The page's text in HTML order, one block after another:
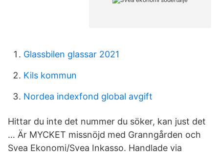
Glassbilen glassar 2021
Kils kommun
Nordea indexfond global avgift
Hittar du inte det nummer du söker, kan just det
… Är MYCKET missnöjd med Granngården och
Svea Ekonomi/Svea Inkasso. Handlade via